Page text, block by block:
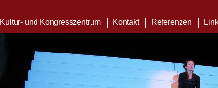
Kultur- und Kongresszentrum Kontakt Referenzen